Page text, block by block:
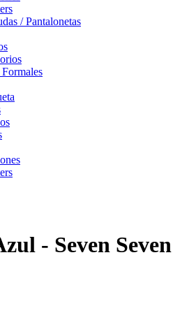
/ Pantalonetas
- Seven Seven